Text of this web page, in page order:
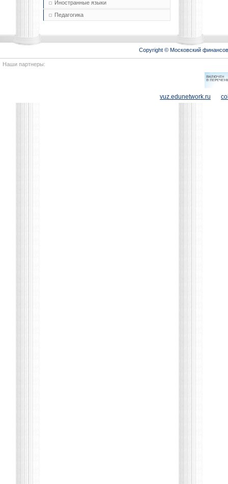
Иностранные языки
Педагогика
Copyright © Московский
Наши партнеры:
vuz.edunetwork.ru